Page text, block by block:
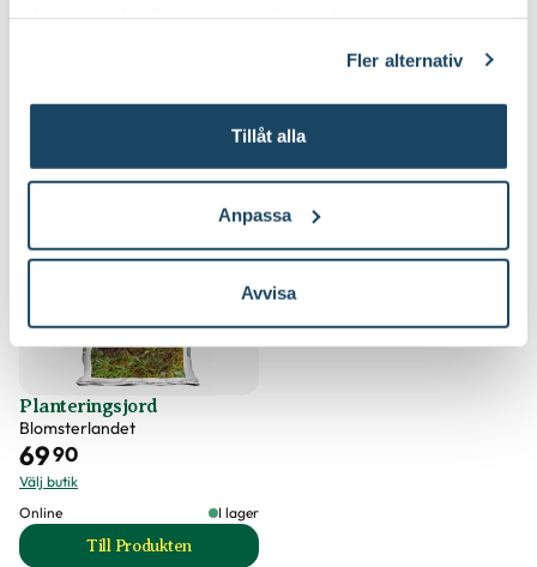
Fler alternativ
Tillåt alla
Anpassa
Avvisa
Köp till för ett lyckat resultat
5 för 299:-
Planteringsjord
Blomsterlandet
6990
Välj butik
Online
I lager
Till Produkten
till Planteringsjord produktsida